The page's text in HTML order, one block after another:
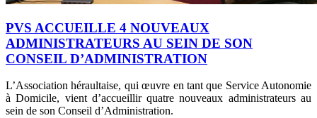
PVS ACCUEILLE 4 NOUVEAUX
ADMINISTRATEURS AU SEIN DE SON
CONSEIL D’ADMINISTRATION
L’Association héraultaise, qui œuvre en tant que Service Autonomie
à Domicile, vient d’accueillir quatre nouveaux administrateurs au
sein de son Conseil d’Administration.